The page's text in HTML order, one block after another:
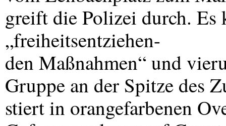
greift die Polizei durch.
„freiheitsentziehen-
den Maßnahmen“ und
Gruppe an der Spitze des
stiert in orangefarbenen